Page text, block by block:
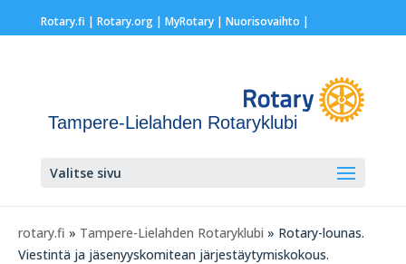
Rotary.fi | Rotary.org| MyRotary | Nuorisovaihto |
Tampere-Lielahden Rotaryklubi
Valitse sivu
rotary.fi » Tampere-Lielahden Rotaryklubi » Rotary-lounas.
Viestintä ja jäsenyyskomitean järjestäytymiskokous.